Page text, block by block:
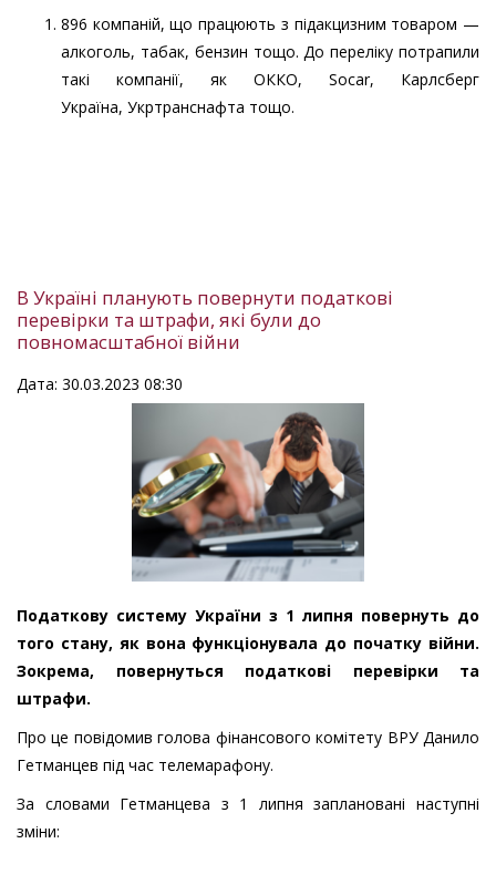
896 компаній, що працюють з підакцизним товаром —
алкоголь, табак, бензин тощо. До переліку потрапили
такі компанії, як ОККО, Socar, Карлсберг
Україна, Укртранснафта тощо.
В Україні планують повернути податкові
перевірки та штрафи, які були до
повномасштабної війни
Дата: 30.03.2023 08:30
Податкову систему України з 1 липня повернуть до
того стану, як вона функціонувала до початку війни.
Зокрема, повернуться податкові перевірки та
штрафи.
Про це повідомив голова фінансового комітету ВРУ Данило
Гетманцев під час телемарафону.
За словами Гетманцева з 1 липня заплановані наступні
зміни: